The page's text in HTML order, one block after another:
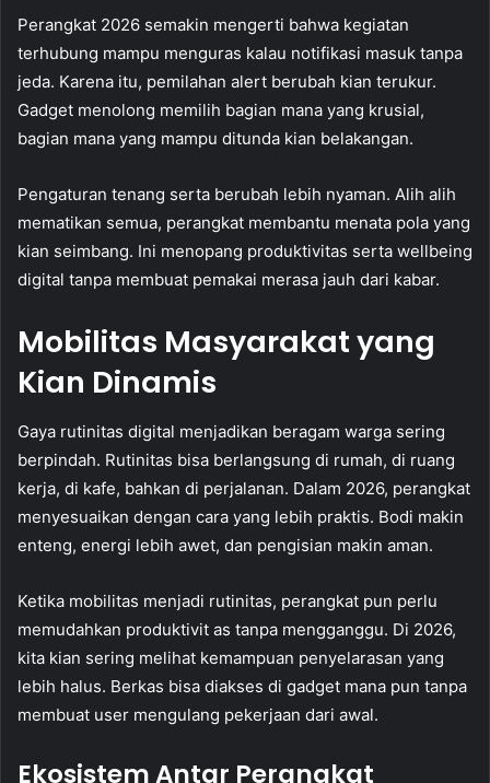
Perangkat 2026 semakin mengerti bahwa kegiatan
terhubung mampu menguras kalau notifikasi masuk tanpa
jeda. Karena itu, pemilahan alert berubah kian terukur.
Gadget menolong memilih bagian mana yang krusial,
bagian mana yang mampu ditunda kian belakangan.
Pengaturan tenang serta berubah lebih nyaman. Alih alih
mematikan semua, perangkat membantu menata pola yang
kian seimbang. Ini menopang produktivitas serta wellbeing
digital tanpa membuat pemakai merasa jauh dari kabar.
Mobilitas Masyarakat yang
Kian Dinamis
Gaya rutinitas digital menjadikan beragam warga sering
berpindah. Rutinitas bisa berlangsung di rumah, di ruang
kerja, di kafe, bahkan di perjalanan. Dalam 2026, perangkat
menyesuaikan dengan cara yang lebih praktis. Bodi makin
enteng, energi lebih awet, dan pengisian makin aman.
Ketika mobilitas menjadi rutinitas, perangkat pun perlu
memudahkan produktivit as tanpa mengganggu. Di 2026,
kita kian sering melihat kemampuan penyelarasan yang
lebih halus. Berkas bisa diakses di gadget mana pun tanpa
membuat user mengulang pekerjaan dari awal.
Ekosistem Antar Perangkat